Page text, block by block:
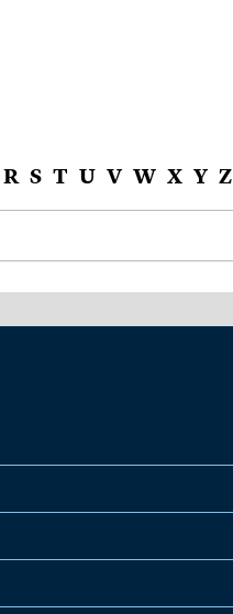
R S T U V W X Y Z